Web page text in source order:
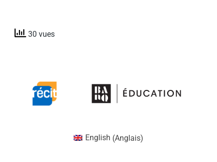
30 vues
English (Anglais)